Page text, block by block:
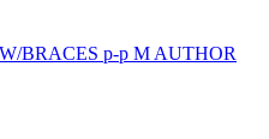
BRACES р-р M AUTHOR